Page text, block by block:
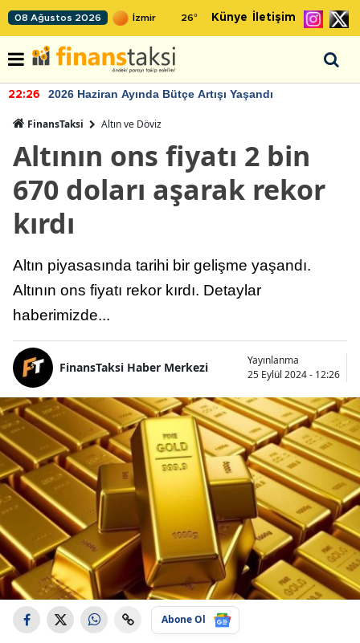
08 Ağustos 2026 26° Künye İletişim
22:26 2026 Haziran Ayında Bütçe Artışı Yaşandı
FinansTaksi Altın ve Döviz
Altının ons fiyatı 2 bin
670 doları aşarak rekor
kırdı
Altın piyasasında tarihi bir gelişme yaşandı.
Altının ons fiyatı rekor kırdı. Detaylar
haberimizde...
FinansTaksi Haber Merkezi
Yayınlanma
25 Eylül 2024 - 12:26
Abone Ol